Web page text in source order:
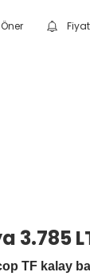
3.785
TF kalay